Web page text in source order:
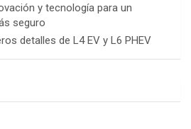
y tecnología para un
seguro
detalles de L4 EV y L6 PHEV